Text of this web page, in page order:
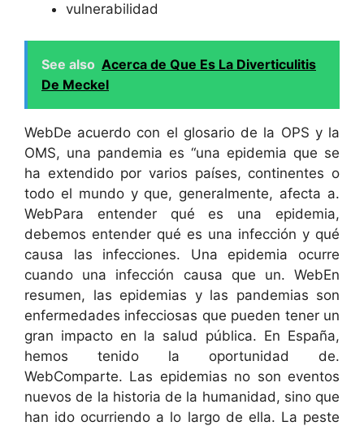
vulnerabilidad
See also Acerca de Que Es La Diverticulitis
De Meckel
WebDe acuerdo con el glosario de la OPS y la
OMS, una pandemia es “una epidemia que se
ha extendido por varios países, continentes o
todo el mundo y que, generalmente, afecta a.
WebPara entender qué es una epidemia,
debemos entender qué es una infección y qué
causa las infecciones. Una epidemia ocurre
cuando una infección causa que un. WebEn
resumen, las epidemias y las pandemias son
enfermedades infecciosas que pueden tener un
gran impacto en la salud pública. En España,
hemos tenido la oportunidad de.
WebComparte. Las epidemias no son eventos
nuevos de la historia de la humanidad, sino que
han ido ocurriendo a lo largo de ella. La peste